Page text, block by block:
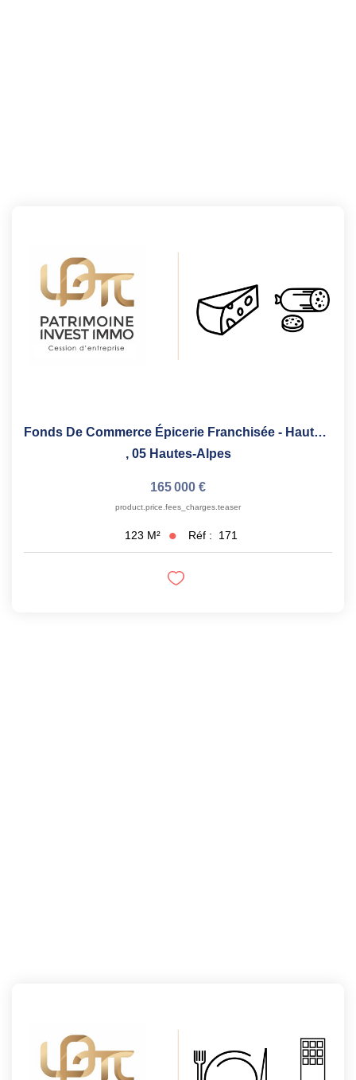
Fonds De Commerce Épicerie Franchisée - Hautes-Alpes
, 05 Hautes-Alpes
165 000 €
product.price.fees_charges.teaser
123 M² Réf : 171